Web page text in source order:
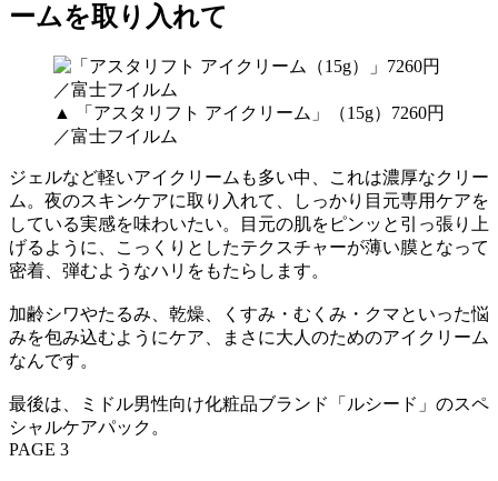
ームを取り入れて
▲ 「アスタリフト アイクリーム」（15g）7260円
／富士フイルム
ジェルなど軽いアイクリームも多い中、これは濃厚なクリー
ム。夜のスキンケアに取り入れて、しっかり目元専用ケアを
している実感を味わいたい。目元の肌をピンッと引っ張り上
げるように、こっくりとしたテクスチャーが薄い膜となって
密着、弾むようなハリをもたらします。
加齢シワやたるみ、乾燥、くすみ・むくみ・クマといった悩
みを包み込むようにケア、まさに大人のためのアイクリーム
なんです。
最後は、ミドル男性向け化粧品ブランド「ルシード」のスペ
シャルケアパック。
PAGE 3